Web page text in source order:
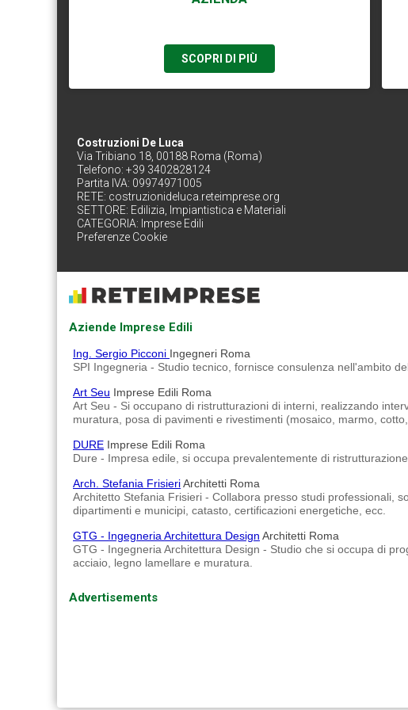
SCOPRI DI PIÙ
Costruzioni De Luca
Via Tribiano 18, 00188 Roma (Roma)
Telefono: +39 3402828124
Partita IVA: 09974971005
RETE: costruzionideluca.reteimprese.org
SETTORE: Edilizia, Impiantistica e Materiali
CATEGORIA: Imprese Edili
Preferenze Cookie
Aziende Imprese Edili
Ing. Sergio Picconi Ingegneri Roma
SPI Ingegneria - Studio tecnico, fornisce consulenza nell'ambito
Art Seu Imprese Edili Roma
Art Seu - Si occupano di ristrutturazioni di interni, realizzando
muratura, posa di pavimenti e rivestimenti (mosaico, marmo,
DURE Imprese Edili Roma
Dure - Impresa edile, si occupa prevalentemente di
Arch. Stefania FrisieriArchitetti Roma
Architetto Stefania Frisieri - Collabora presso studi professionali,
dipartimenti e municipi, catasto, certificazioni energetiche, ecc.
GTG - Ingegneria Architettura Design Architetti Roma
GTG - Ingegneria Architettura Design - Studio che si occupa di
acciaio, legno lamellare e muratura.
Advertisements